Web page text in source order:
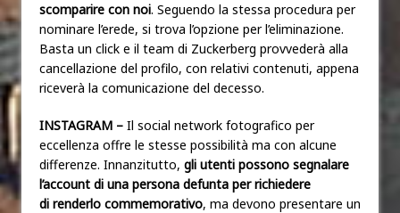
scomparire con noi. Seguendo la stessa procedura per
nominare l’erede, si trova l’opzione per l’eliminazione.
Basta un click e il team di Zuckerberg provvederà alla
cancellazione del profilo, con relativi contenuti, appena
riceverà la comunicazione del decesso.
INSTAGRAM – Il social network fotografico per
eccellenza offre le stesse possibilità ma con alcune
differenze. Innanzitutto, gli utenti possono segnalare
l’account di una persona defunta per richiedere
di renderlo commemorativo, ma devono presentare un